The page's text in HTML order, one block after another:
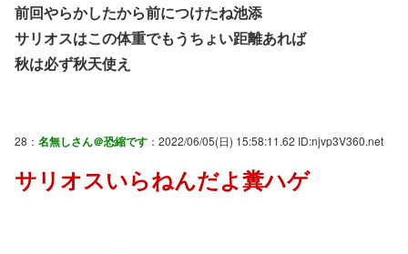
前回やらかしたから前につけたね池添
サリオスはこの体重でもうちょい距離あれば
秋は必ず秋天使え
28： 名無しさん＠恐縮です ：2022/06/05(日) 15:58:11.62 ID:njvp3V360.net
サリオスいらねんだよ糞ハゲ